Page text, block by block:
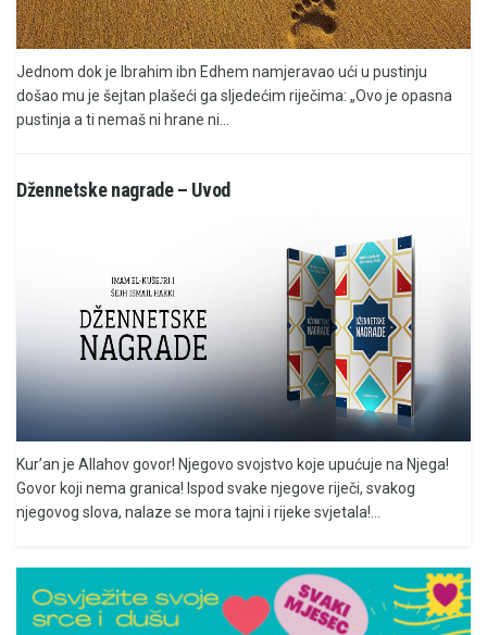
Jednom dok je Ibrahim ibn Edhem namjeravao ući u pustinju
došao mu je šejtan plašeći ga sljedećim riječima: „Ovo je opasna
pustinja a ti nemaš ni hrane ni...
Džennetske nagrade – Uvod
Kur’an je Allahov govor! Njegovo svojstvo koje upućuje na Njega!
Govor koji nema granica! Ispod svake njegove riječi, svakog
njegovog slova, nalaze se mora tajni i rijeke svjetala!...